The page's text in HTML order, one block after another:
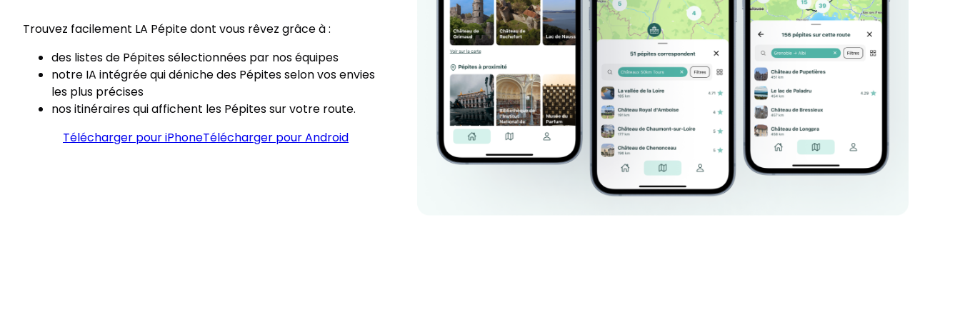
Trouvez facilement LA Pépite dont vous rêvez grâce à :
des listes de Pépites sélectionnées par nos équipes
notre IA intégrée qui déniche des Pépites selon vos envies
les plus précises
nos itinéraires qui affichent les Pépites sur votre route.
Télécharger pour iPhoneTélécharger pour Android